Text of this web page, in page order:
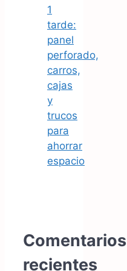
1
tarde:
panel
perforado,
carros,
cajas
y
trucos
para
ahorrar
espacio
Comentarios
recientes